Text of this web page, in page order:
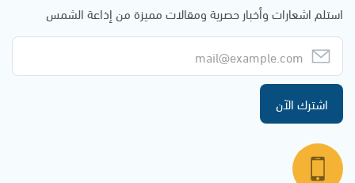
استلم اشعارات وأخبار حصرية ومقالات مميزة من إذاعة الشمس
اشترك الآن